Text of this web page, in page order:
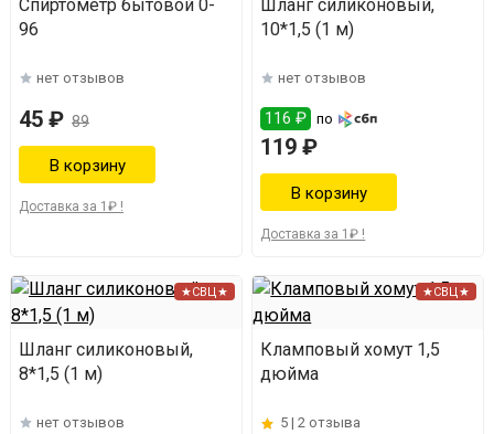
Спиртометр бытовой 0-
96
нет отзывов
45 ₽ 89
Доставка за 1₽ !
Шланг силиконовый,
10*1,5 (1 м)
нет отзывов
116 ₽ по
119 ₽
Доставка за 1₽ !
★СВЦ★
Шланг силиконовый,
8*1,5 (1 м)
нет отзывов
★СВЦ★
Кламповый хомут 1,5
дюйма
5 |2 отзыва